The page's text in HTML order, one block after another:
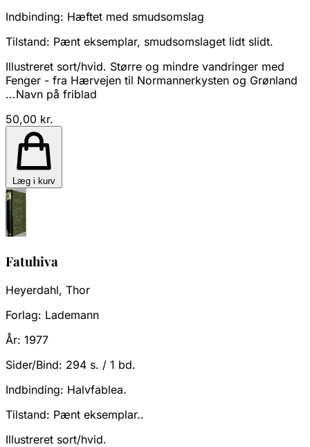
Indbinding: Hæftet med smudsomslag
Tilstand: Pænt eksemplar, smudsomslaget lidt slidt.
Illustreret sort/hvid. Større og mindre vandringer med
Fenger - fra Hærvejen til Normannerkysten og Grønland
...Navn på friblad
50,00 kr.
Læg i kurv
Fatuhiva
Heyerdahl, Thor
Forlag: Lademann
År: 1977
Sider/Bind: 294 s. / 1 bd.
Indbinding: Halvfablea.
Tilstand: Pænt eksemplar..
Illustreret sort/hvid.